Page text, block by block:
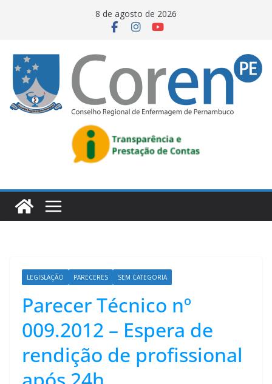
8 de agosto de 2026
LEGISLAÇÃO PARECERES SEM CATEGORIA
Parecer Técnico nº
009.2012 – Espera de
rendição de profissional